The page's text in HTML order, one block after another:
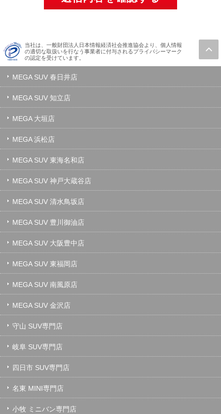
当社は、一般財団法人日本情報経済社会推進協会より、個人情報
の適切な取扱いを行なう事業者に付与されるプライバシーマーク
の認定を受けています。
MEGA SUV 春日井店
MEGA SUV 知立店
MEGA 大垣店
MEGA 浜松店
MEGA SUV 東海名和店
MEGA SUV 神戸大蔵谷店
MEGA SUV 清水鳥坂店
MEGA SUV 豊川御油店
MEGA SUV 大阪豊中店
MEGA SUV 東福岡店
MEGA SUV 南風原店
MEGA SUV 金沢店
守山 SUV専門店
岐阜 SUV専門店
四日市 SUV専門店
名東 MINI専門店
小牧 ミニバン専門店